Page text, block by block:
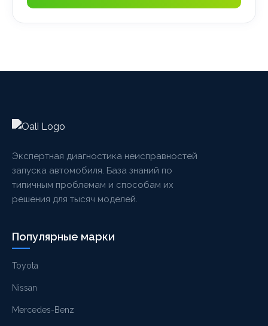
Экспертная диагностика неисправностей
запуска автомобиля. База знаний по
типичным проблемам и способам их
решения для тысяч моделей.
Популярные марки
Toyota
Nissan
Mercedes-Benz